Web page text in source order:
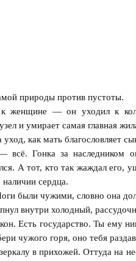
природы против пустоты.
женщине — он уходил к
и умирает самая главная
уход, как мать благословляет
всё. Гонка за наследником
А тот, кто так жаждал его,
сердца.
были чужими, словно она
внутри холодный,
Есть государство. Ты ему
чужого горя, оно тебя
в прихожей. Оттуда на